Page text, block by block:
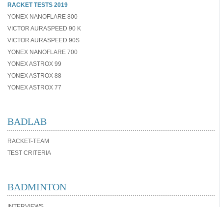
RACKET TESTS 2019
YONEX NANOFLARE 800
VICTOR AURASPEED 90 K
VICTOR AURASPEED 90S
YONEX NANOFLARE 700
YONEX ASTROX 99
YONEX ASTROX 88
YONEX ASTROX 77
BADLAB
RACKET-TEAM
TEST CRITERIA
BADMINTON